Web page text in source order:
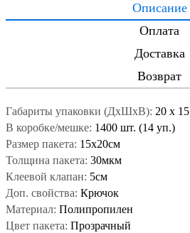
Описание
Оплата
Доставка
Возврат
Габариты упаковки (ДxШxВ): 20 x 15
В коробке/мешке: 1400 шт. (14 уп.)
Размер пакета: 15x20см
Толщина пакета: 30мкм
Клеевой клапан: 5см
Доп. свойства: Крючок
Материал: Полипропилен
Цвет пакета: Прозрачный